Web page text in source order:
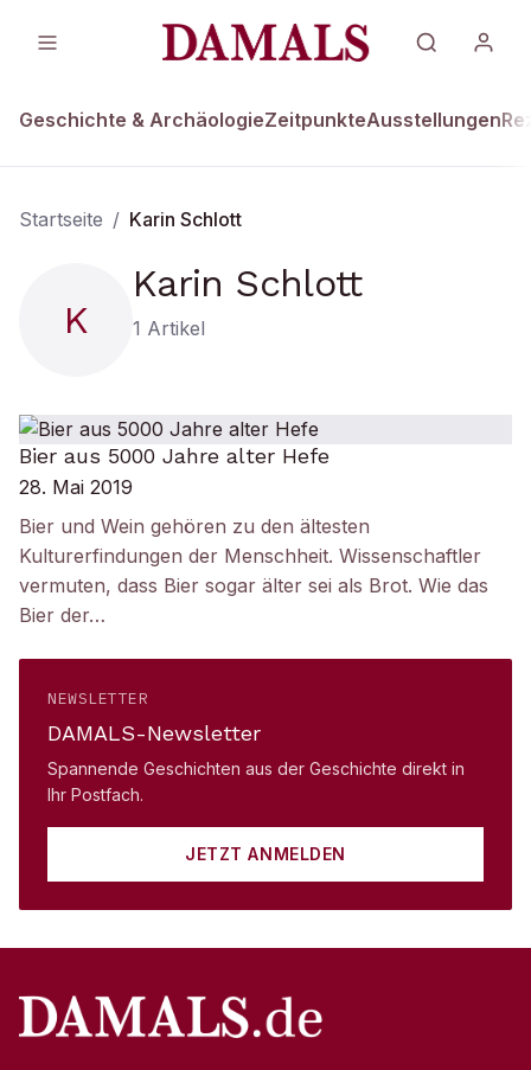
Geschichte & ArchäologieZeitpunkteAusstellungen
Startseite / Karin Schlott
K
Karin Schlott
1 Artikel
Bier aus 5000 Jahre alter Hefe
28. Mai 2019
Bier und Wein gehören zu den ältesten
Kulturerfindungen der Menschheit. Wissenschaftler
vermuten, dass Bier sogar älter sei als Brot. Wie das
Bier der…
NEWSLETTER
DAMALS-Newsletter
Spannende Geschichten aus der Geschichte direkt in
Ihr Postfach.
JETZT ANMELDEN